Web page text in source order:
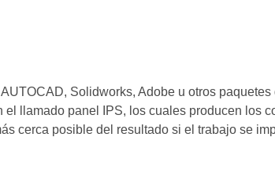
Solidworks, Adobe u otros
llamado panel IPS, los cuales producen los
cerca posible del resultado si el trabajo se